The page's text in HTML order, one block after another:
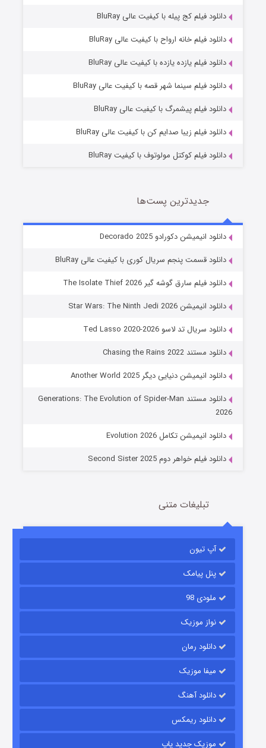
خاندان اژدها فصل ۳
جادوگری در مغولستان
قسمت14 (زیرنویس) منتشر شد
باب اسفنجی فصل ۱۷
قسمت6 (زیرنویس) منتشر شد
قسمت15 (دوبله) منتشر شد
دانلود فیلم کج‌ پیله با کیفیت عالی BluRay
دانلود فیلم خانه ارواح با کیفیت عالی BluRay
دانلود فیلم یازده یازده با کیفیت عالی BluRay
دانلود فیلم سینما شهر قصه با کیفیت عالی BluRay
دانلود فیلم پیشمرگ با کیفیت عالی BluRay
دانلود فیلم زیبا صدایم کن با کیفیت عالی BluRay
دانلود فیلم کوکتل مولوتوف با کیفیت BluRay
جدیدترین پست‌ها
دانلود انیمیشن دکورادو Decorado 2025
دانلود قسمت پنجم سریال کوری با کیفیت عالی BluRay
دانلود فیلم سارق گوشه گیر The Isolate Thief 2026
دانلود انیمیشن Star Wars: The Ninth Jedi 2026
دانلود سریال تد لاسو Ted Lasso 2020-2026
دانلود مستند Chasing the Rains 2022
دانلود انیمیشن دنیایی دیگر Another World 2025
دانلود مستند Generations: The Evolution of Spider-Man
2026
دانلود انیمیشن تکامل Evolution 2026
دانلود فیلم خواهر دوم Second Sister 2025
تبلیغات متنی
آپ تیون
پنل پیامک
ملودی 98
نواز موزیک
دانلود رمان
میفا موزیک
دانلود آهنگ
دانلود ریمکس
موزیک جدید پاپ